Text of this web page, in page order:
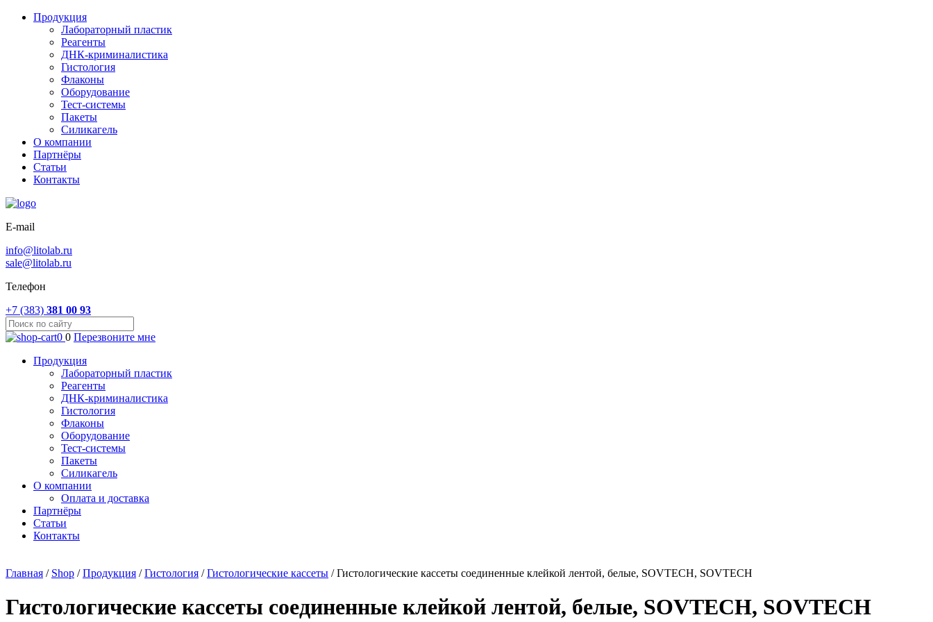
Продукция
Лабораторный пластик
Реагенты
ДНК-криминалистика
Гистология
Флаконы
Оборудование
Тест-системы
Пакеты
Силикагель
О компании
Партнёры
Статьи
Контакты
E-mail
info@litolab.ru
sale@litolab.ru
Телефон
+7 (383) 381 00 93
0 0 Перезвоните мне
Продукция
Лабораторный пластик
Реагенты
ДНК-криминалистика
Гистология
Флаконы
Оборудование
Тест-системы
Пакеты
Силикагель
О компании
Оплата и доставка
Партнёры
Статьи
Контакты
Главная / Shop /Продукция /Гистология /Гистологические кассеты /Гистологические кассеты соединенные клейкой лентой, белые, SOVTECH, SOVTECH
Гистологические кассеты соединенные клейкой лентой, белые, SOVTECH, SOVTECH